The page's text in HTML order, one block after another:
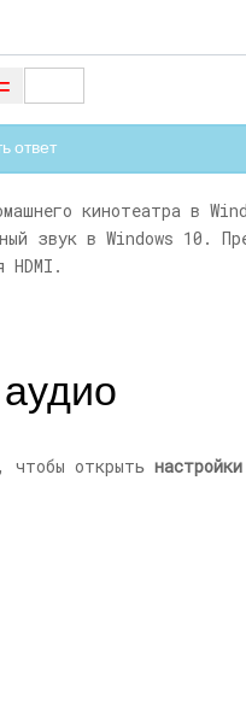
ответ
кинотеатра в
звук в Windows 10.
HDMI.
чтобы открыть настройки